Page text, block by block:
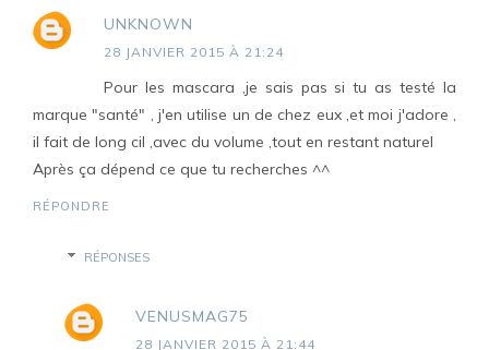
UNKNOWN
28 JANVIER 2015 À 21:24
Pour les mascara ,je sais pas si tu as testé la
marque "santé" , j'en utilise un de chez eux ,et moi j'adore ,
il fait de long cil ,avec du volume ,tout en restant naturel
Après ça dépend ce que tu recherches ^^
RÉPONDRE
RÉPONSES
VENUSMAG75
28 JANVIER 2015 À 21:44